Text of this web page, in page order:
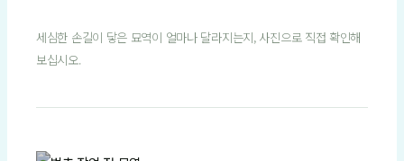
세심한 손길이 닿은 묘역이 얼마나 달라지는지, 사진으로 직접 확인해
보십시오.